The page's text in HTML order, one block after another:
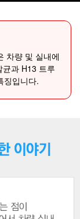
차량 및 실내에
과 H13 트루
징입니다.